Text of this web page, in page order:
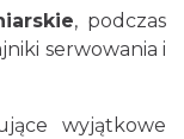
, podczas
serwowania i
wyjątkowe